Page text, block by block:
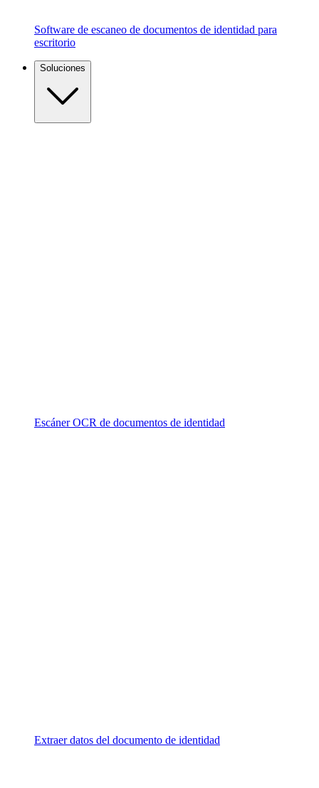
Software de escaneo de documentos de identidad para
escritorio
Soluciones
Escáner OCR de documentos de identidad
Extraer datos del documento de identidad